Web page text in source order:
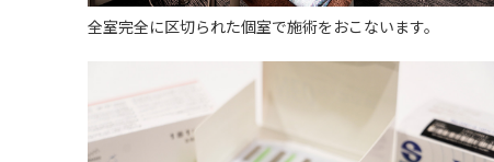
全室完全に区切られた個室で施術をおこないます。